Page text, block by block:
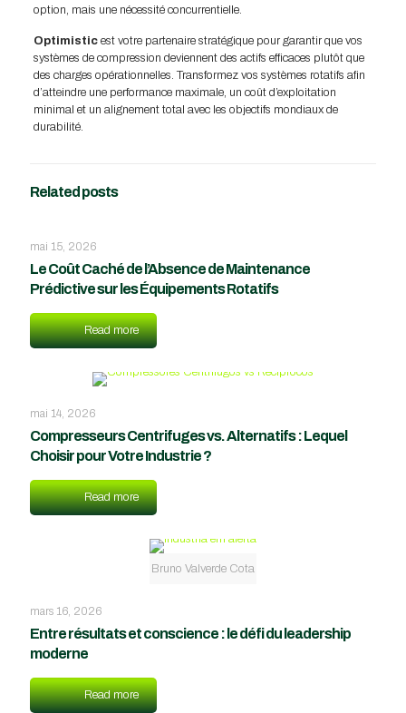
option, mais une nécessité concurrentielle.
Optimisticest votre partenaire stratégique pour garantir que vos
systèmes de compression deviennent des actifs efficaces plutôt que
des charges opérationnelles. Transformez vos systèmes rotatifs afin
d’atteindre une performance maximale, un coût d’exploitation
minimal et un alignement total avec les objectifs mondiaux de
durabilité.
Related posts
mai 15, 2026
Le Coût Caché de l’Absence de Maintenance
Prédictive sur les Équipements Rotatifs
Read more
mai 14, 2026
Compresseurs Centrifuges vs. Alternatifs : Lequel
Choisir pour Votre Industrie ?
Read more
Bruno Valverde Cota
mars 16, 2026
Entre résultats et conscience : le défi du leadership
moderne
Read more